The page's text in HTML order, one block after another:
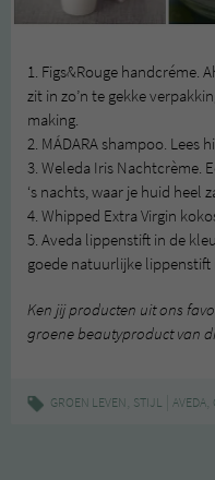
1. Figs&Rouge handcréme.
zit in zo’n te gekke
making.
2. MÁDARA shampoo. Lees
3. Weleda Iris Nachtcrème.
‘s nachts, waar je huid heel
4. Whipped Extra Virgin
5. Aveda lippenstift in de
goede natuurlijke
Ken jij producten uit ons
groene beautyproduct van
GROEN LEVEN, STIJL AVEDA,